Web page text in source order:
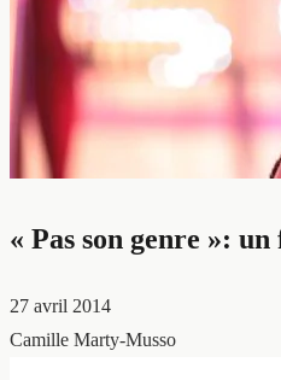
« Pas son genre »:
27 avril 2014
Camille Marty-Musso